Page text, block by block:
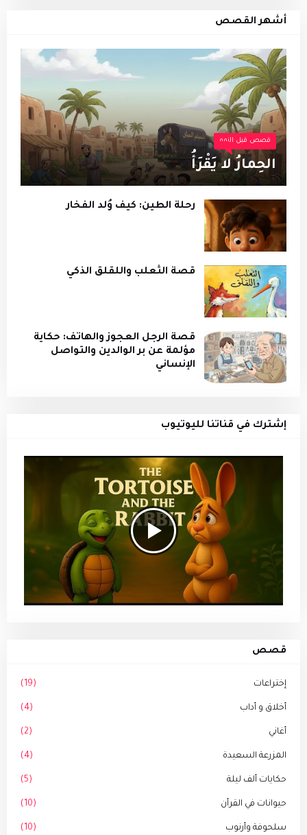
أشهر القصص
قصص قبل النوم
الحِمارُ لا يَقْرَأُ
رحلة الطين: كيف وُلد الفخار
قصة الثعلب واللقلق الذكي
قصة الرجل العجوز والهاتف: حكاية
مؤلمة عن بر الوالدين والتواصل
الإنساني
إشترك في قناتنا لليوتيوب
قصص
إختراعات (19)
أخلاق و أداب (4)
أغاني (2)
المزرعة السعيدة (4)
حكايات ألف ليلة (5)
حيوانات في القرأن (10)
سلحوفة وأرنوب (10)